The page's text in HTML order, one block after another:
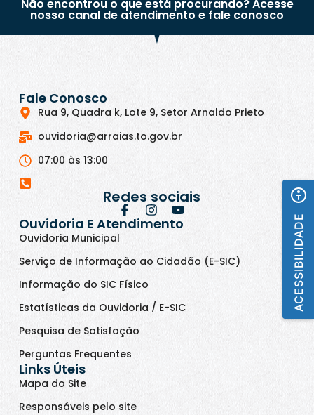
Não encontrou o que está procurando? Acesse
nosso canal de atendimento e fale conosco
Fale Conosco
Rua 9, Quadra k, Lote 9, Setor Arnaldo Prieto
ouvidoria@arraias.to.gov.br
07:00 às 13:00
Redes sociais
Ouvidoria E Atendimento
Ouvidoria Municipal
Serviço de Informação ao Cidadão (E-SIC)
Informação do SIC Físico
Estatísticas da Ouvidoria / E-SIC
Pesquisa de Satisfação
Perguntas Frequentes
Links Úteis
Mapa do Site
Responsáveis pelo site
ACESSIBILIDADE